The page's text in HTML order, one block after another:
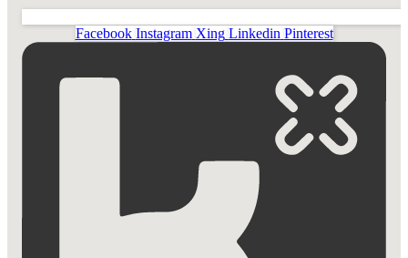
Facebook Instagram Xing Linkedin Pinterest